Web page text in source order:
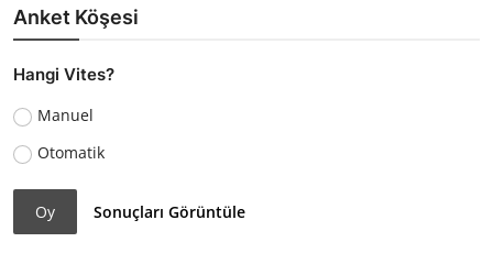
Anket Köşesi
Hangi Vites?
Manuel
Otomatik
Oy Sonuçları Görüntüle